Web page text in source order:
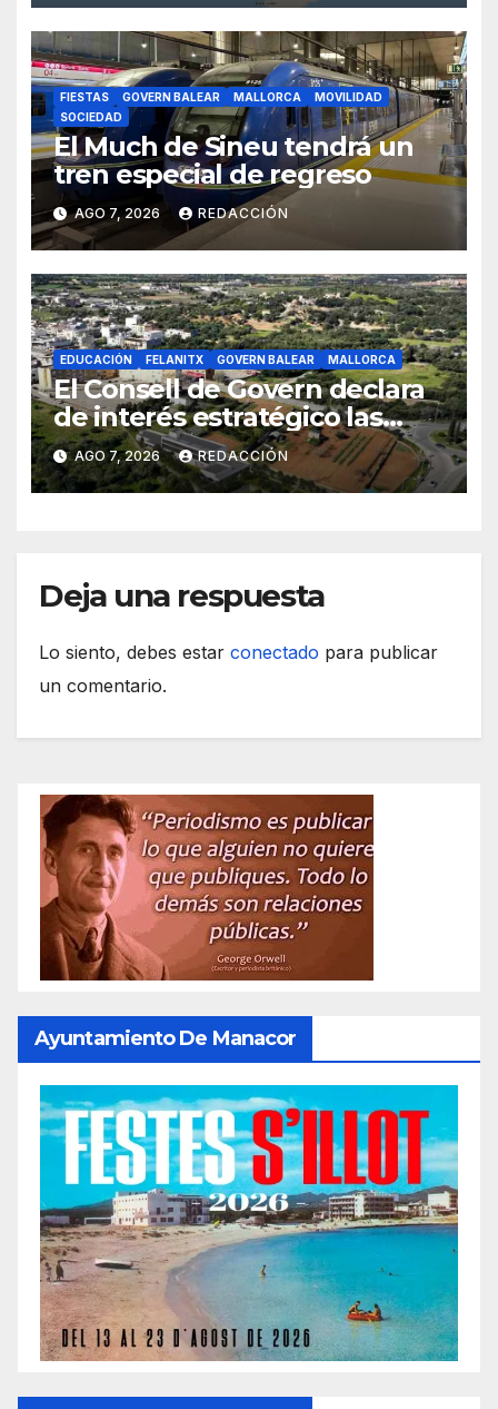
FIESTAS GOVERN BALEAR MALLORCA
MOVILIDAD
SOCIEDAD
El Much de Sineu tendrá un
tren especial de regreso
AGO 7, 2026 REDACCIÓN
EDUCACIÓN FELANITX GOVERN BALEAR MALLORCA
El Consell de Govern declara
de interés estratégico las
obras de acceso al nuevo
CEIP de Felanitx
AGO 7, 2026 REDACCIÓN
Deja una respuesta
Lo siento, debes estar conectado para publicar
un comentario.
Ayuntamiento De Manacor